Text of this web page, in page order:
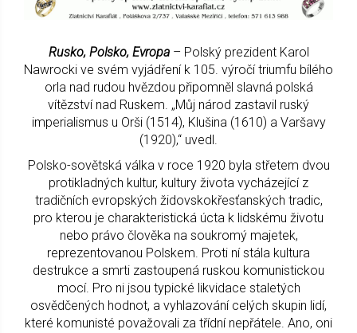
Rusko, Polsko, Evropa– Polský prezident Karol
Nawrocki ve svém vyjádření k 105. výročí triumfu bílého
orla nad rudou hvězdou připomněl slavná polská
vítězství nad Ruskem. „Můj národ zastavil ruský
imperialismus u Orši (1514), Klušina (1610) a Varšavy
(1920),“ uvedl.
Polsko-sovětská válka v roce 1920 byla střetem dvou
protikladných kultur, kultury života vycházející z
tradičních evropských židovskokřesťanských tradic,
pro kterou je charakteristická úcta k lidskému životu
nebo právo člověka na soukromý majetek,
reprezentovanou Polskem. Proti ní stála kultura
destrukce a smrti zastoupená ruskou komunistickou
mocí. Pro ni jsou typické likvidace staletých
osvědčených hodnot, a vyhlazování celých skupin lidí,
které komunisté považovali za třídní nepřátele. Ano, oni